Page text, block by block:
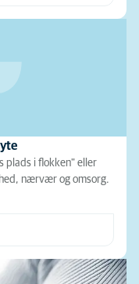
plads i flokken" eller
nærvær og omsorg.